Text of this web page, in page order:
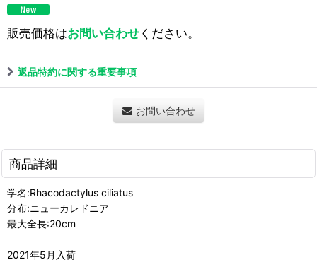
販売価格はお問い合わせください。
返品特約に関する重要事項
お問い合わせ
商品詳細
学名:Rhacodactylus ciliatus
分布:ニューカレドニア
最大全長:20cm
2021年5月入荷